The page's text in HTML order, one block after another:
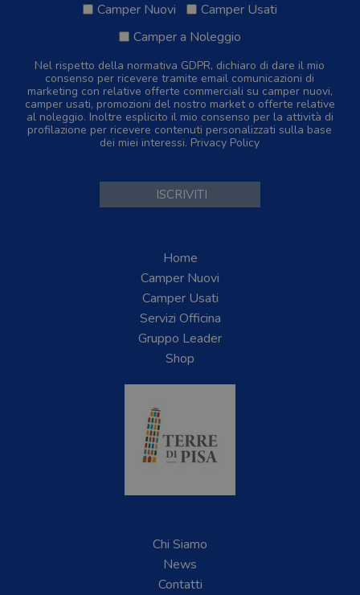
Camper Nuovi
Camper Usati
Camper a Noleggio
Nel rispetto della normativa GDPR, dichiaro di dare il mio
consenso per ricevere tramite email comunicazioni di
marketing con relative offerte commerciali su camper nuovi,
camper usati, promozioni del nostro market o offerte relative
al noleggio. Inoltre esplicito il mio consenso per la attività di
profilazione per ricevere contenuti personalizzati sulla base
dei miei interessi. Privacy Policy
Home
Camper Nuovi
Camper Usati
Servizi Officina
Gruppo Leader
Shop
Chi Siamo
News
Contatti